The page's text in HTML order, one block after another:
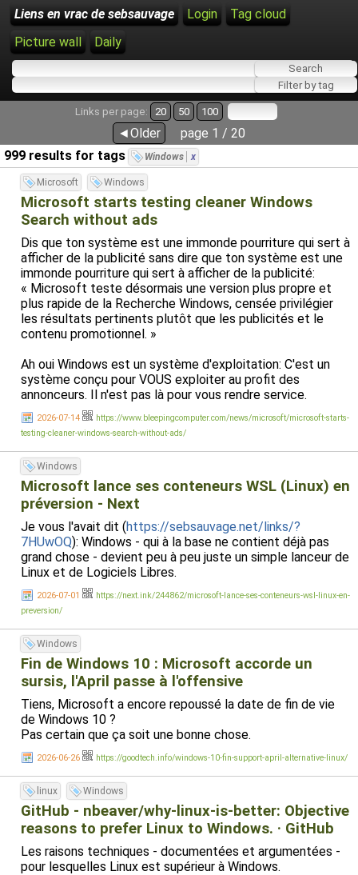
Liens en vrac de sebsauvage Login
Tag cloud
Picture wall
Daily
Links per page: 20 50 100
◄Older
page 1 / 20
999 results for tags
Windows x
Microsoft Windows
Microsoft starts testing cleaner Windows
Search without ads
Dis que ton système est une immonde pourriture qui sert à
afficher de la publicité sans dire que ton système est une
immonde pourriture qui sert à afficher de la publicité:
« Microsoft teste désormais une version plus propre et
plus rapide de la Recherche Windows, censée privilégier
les résultats pertinents plutôt que les publicités et le
contenu promotionnel. »
Ah oui Windows est un système d'exploitation: C'est un
système conçu pour VOUS exploiter au profit des
annonceurs. Il n'est pas là pour vous rendre service.
2026-07-14
https://www.bleepingcomputer.com/news/microsoft/microsoft-starts-
testing-cleaner-windows-search-without-ads/
Windows
Microsoft lance ses conteneurs WSL (Linux) en
préversion - Next
Je vous l'avait dit (https://sebsauvage.net/links/?
7HUwOQ): Windows - qui à la base ne contient déjà pas
grand chose - devient peu à peu juste un simple lanceur de
Linux et de Logiciels Libres.
2026-07-01
https://next.ink/244862/microsoft-lance-ses-conteneurs-wsl-linux-en-
preversion/
Windows
Fin de Windows 10 : Microsoft accorde un
sursis, l'April passe à l'offensive
Tiens, Microsoft a encore repoussé la date de fin de vie
de Windows 10 ?
Pas certain que ça soit une bonne chose.
2026-06-26 https://goodtech.info/windows-10-fin-support-april-alternative-linux/
linux Windows
GitHub - nbeaver/why-linux-is-better: Objective
reasons to prefer Linux to Windows. · GitHub
Les raisons techniques - documentées et argumentées -
pour lesquelles Linux est supérieur à Windows.